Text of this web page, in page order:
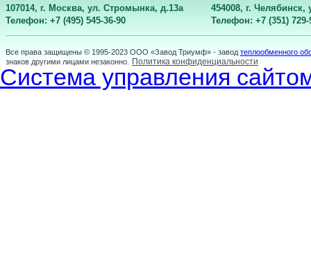
107014, г. Москва, ул. Стромынка, д.13а
Телефон: +7 (495) 545-36-90
454008, г.
Телефон: +7 (351) 729-
Все права защищены © 1995-2023 ООО «Завод Триумф» - завод теплообменного
знаков другими лицами незаконно.
Политика конфиденциальности
Система управления